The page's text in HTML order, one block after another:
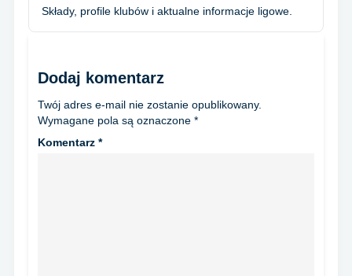
Składy, profile klubów i aktualne informacje ligowe.
Dodaj komentarz
Twój adres e-mail nie zostanie opublikowany.
Wymagane pola są oznaczone *
Komentarz *